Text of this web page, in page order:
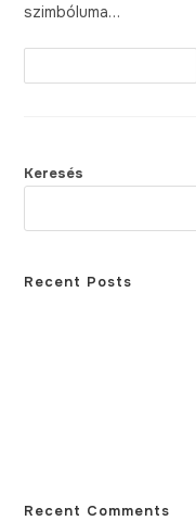
szimbóluma…
Keresés
Recent Posts
Recent Comments